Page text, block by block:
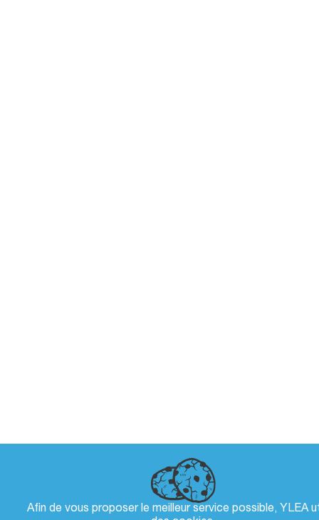
Afin de vous proposer le meilleur service possible, YLEA